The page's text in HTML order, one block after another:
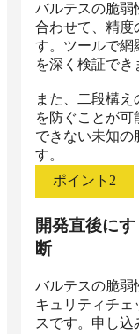
バルテスの脆弱
合わせて、精度
す。ツールで網
を深く検証でき
また、二段構
を防ぐことが
できない未知の
す。
ポイント 2
開発直後に
断
バルテスの脆弱
キュリティチェ
スです。申し込